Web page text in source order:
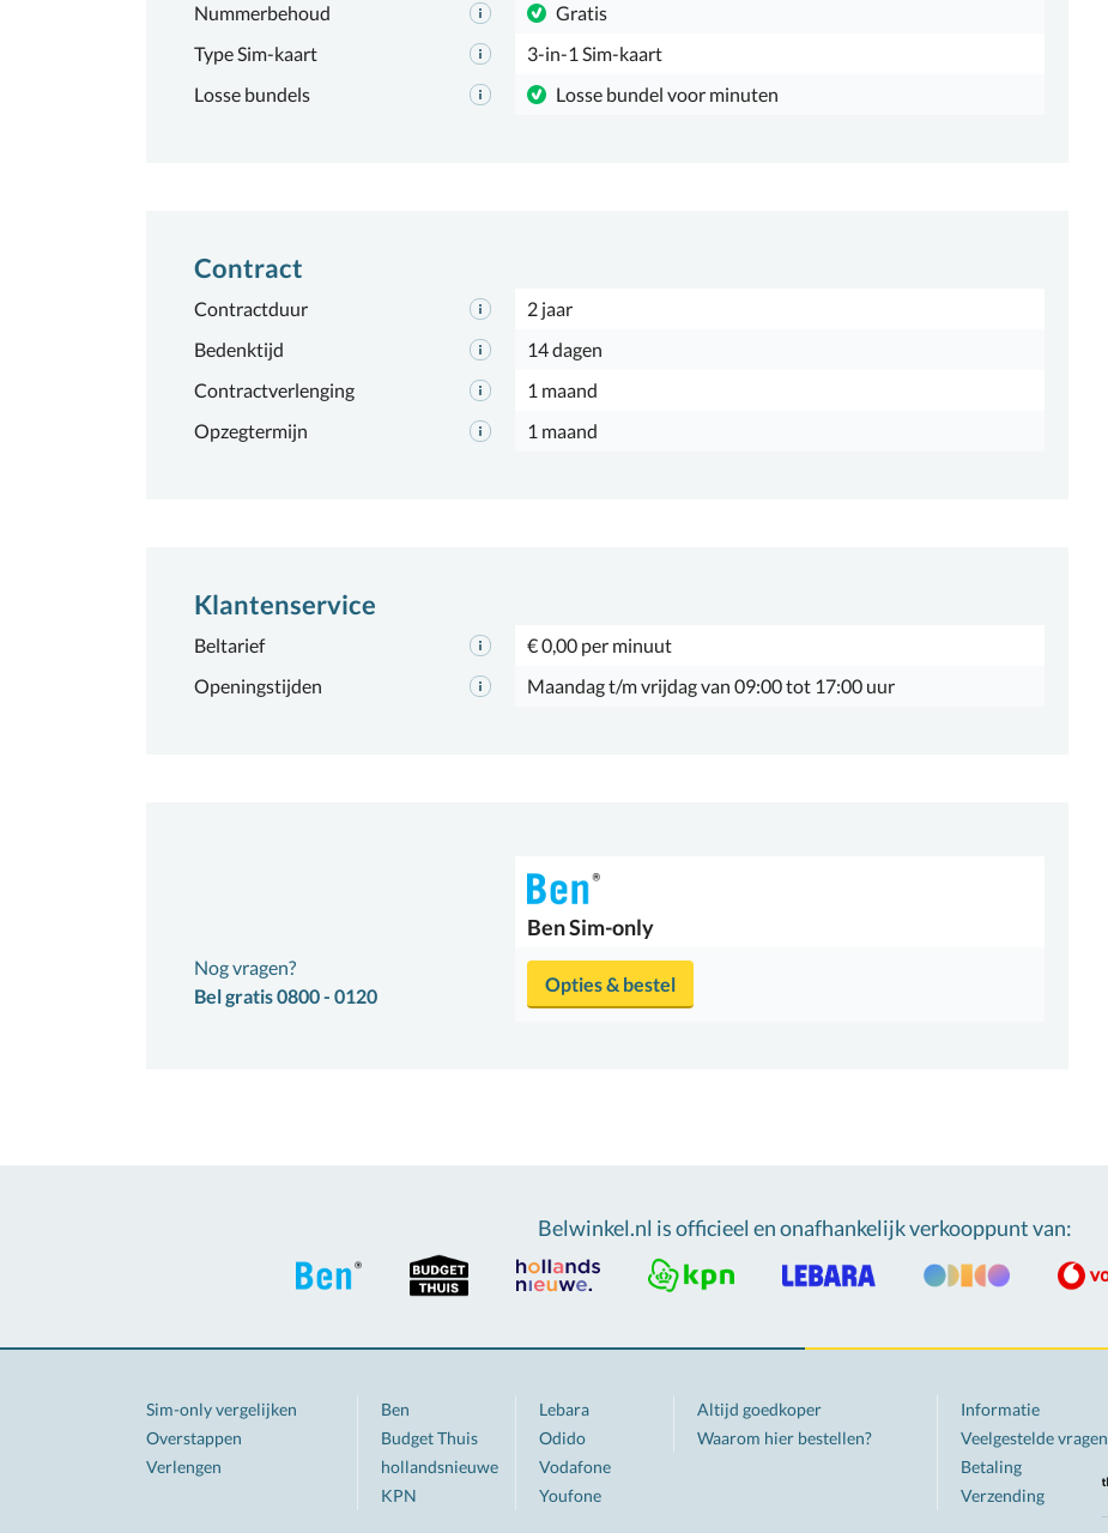
Nummerbehoud
Gratis
Type Sim-kaart
3-in-1 Sim-kaart
Losse bundels
Losse bundel voor minuten
Contract
Contractduur
2 jaar
Bedenktijd
14 dagen
Contractverlenging
1 maand
Opzegtermijn
1 maand
Klantenservice
Beltarief
€ 0,00 per minuut
Openingstijden
Maandag t/m vrijdag van 09:00 tot 17:00 uur
BenSim-only
Nog vragen?
Bel gratis 0800 - 0120
Opties & bestel
Belwinkel.nl is officieel en onafhankelijk verkooppunt van:
Sim-only vergelijken
Overstappen
Verlengen
Ben
Budget Thuis
hollandsnieuwe
KPN
Lebara
Odido
Vodafone
Youfone
Altijd goedkoper
Waarom hier bestellen?
Informatie
Veelgestelde vragen
Betaling
Verzending